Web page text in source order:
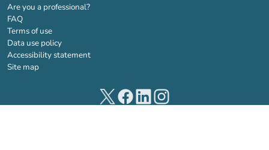
Are you a professional?(new tab)
FAQ
Terms of use
Data use policy
Accessibility statement
Site map
(new tab)(new tab)(new tab)